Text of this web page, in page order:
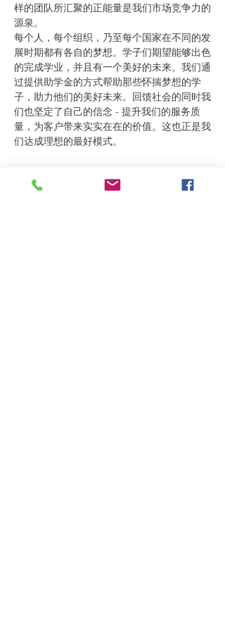
样的团队所汇聚的正能量是我们市场竞争力的
源泉。
每个人，每个组织，乃至每个国家在不同的发
展时期都有各自的梦想。学子们期望能够出色
的完成学业，并且有一个美好的未来。我们通
过提供助学金的方式帮助那些怀揣梦想的学
子，助力他们的美好未来。回馈社会的同时我
们也坚定了自己的信念 - 提升我们的服务质
量，为客户带来实实在在的价值。这也正是我
们达成理想的最好模式。
分享这活动